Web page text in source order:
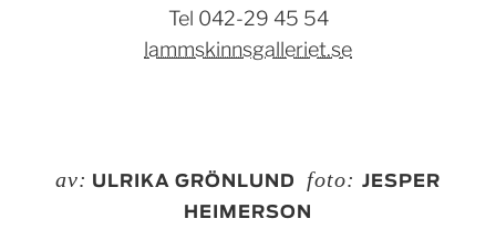
Tel 042-29 45 54
lammskinnsgalleriet.se
av: ULRIKA GRÖNLUND foto: JESPER
HEIMERSON